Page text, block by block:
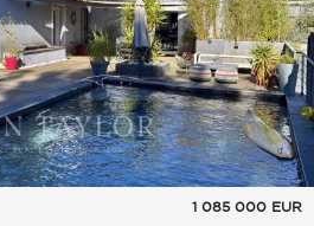
1 085 000 EUR